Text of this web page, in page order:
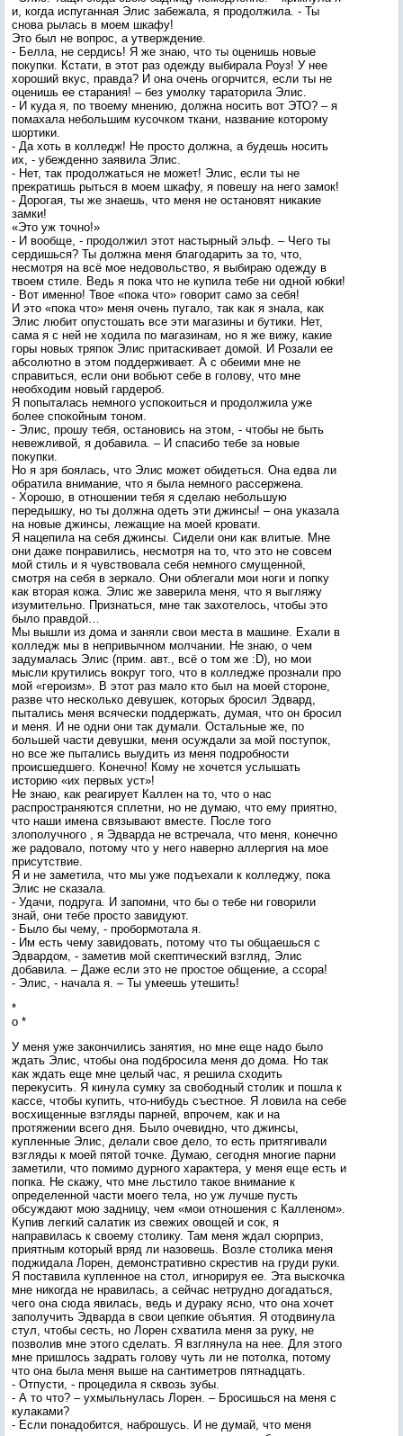
и, когда испуганная Элис забежала, я продолжила. - Ты
снова рылась в моем шкафу!
Это был не вопрос, а утверждение.
- Белла, не сердись! Я же знаю, что ты оценишь новые
покупки. Кстати, в этот раз одежду выбирала Роуз! У нее
хороший вкус, правда? И она очень огорчится, если ты не
оценишь ее старания! – без умолку тараторила Элис.
- И куда я, по твоему мнению, должна носить вот ЭТО? – я
помахала небольшим кусочком ткани, название которому
шортики.
- Да хоть в колледж! Не просто должна, а будешь носить
их, - убежденно заявила Элис.
- Нет, так продолжаться не может! Элис, если ты не
прекратишь рыться в моем шкафу, я повешу на него замок!
- Дорогая, ты же знаешь, что меня не остановят никакие
замки!
«Это уж точно!»
- И вообще, - продолжил этот настырный эльф. – Чего ты
сердишься? Ты должна меня благодарить за то, что,
несмотря на всё мое недовольство, я выбираю одежду в
твоем стиле. Ведь я пока что не купила тебе ни одной юбки!
- Вот именно! Твое «пока что» говорит само за себя!
И это «пока что» меня очень пугало, так как я знала, как
Элис любит опустошать все эти магазины и бутики. Нет,
сама я с ней не ходила по магазинам, но я же вижу, какие
горы новых тряпок Элис притаскивает домой. И Розали ее
абсолютно в этом поддерживает. А с обеими мне не
справиться, если они вобьют себе в голову, что мне
необходим новый гардероб.
Я попыталась немного успокоиться и продолжила уже
более спокойным тоном.
- Элис, прошу тебя, остановись на этом, - чтобы не быть
невежливой, я добавила. – И спасибо тебе за новые
покупки.
Но я зря боялась, что Элис может обидеться. Она едва ли
обратила внимание, что я была немного рассержена.
- Хорошо, в отношении тебя я сделаю небольшую
передышку, но ты должна одеть эти джинсы! – она указала
на новые джинсы, лежащие на моей кровати.
Я нацепила на себя джинсы. Сидели они как влитые. Мне
они даже понравились, несмотря на то, что это не совсем
мой стиль и я чувствовала себя немного смущенной,
смотря на себя в зеркало. Они облегали мои ноги и попку
как вторая кожа. Элис же заверила меня, что я выгляжу
изумительно. Признаться, мне так захотелось, чтобы это
было правдой…
Мы вышли из дома и заняли свои места в машине. Ехали в
колледж мы в непривычном молчании. Не знаю, о чем
задумалась Элис (прим. авт., всё о том же :D), но мои
мысли крутились вокруг того, что в колледже прознали про
мой «героизм». В этот раз мало кто был на моей стороне,
разве что несколько девушек, которых бросил Эдвард,
пытались меня всячески поддержать, думая, что он бросил
и меня. И не одни они так думали. Остальные же, по
большей части девушки, меня осуждали за мой поступок,
но все же пытались выудить из меня подробности
происшедшего. Конечно! Кому не хочется услышать
историю «их первых уст»!
Не знаю, как реагирует Каллен на то, что о нас
распространяются сплетни, но не думаю, что ему приятно,
что наши имена связывают вместе. После того
злополучного , я Эдварда не встречала, что меня, конечно
же радовало, потому что у него наверно аллергия на мое
присутствие.
Я и не заметила, что мы уже подъехали к колледжу, пока
Элис не сказала.
- Удачи, подруга. И запомни, что бы о тебе ни говорили
знай, они тебе просто завидуют.
- Было бы чему, - пробормотала я.
- Им есть чему завидовать, потому что ты общаешься с
Эдвардом, - заметив мой скептический взгляд, Элис
добавила. – Даже если это не простое общение, а ссора!
- Элис, - начала я. – Ты умеешь утешить!
*
o *
У меня уже закончились занятия, но мне еще надо было
ждать Элис, чтобы она подбросила меня до дома. Но так
как ждать еще мне целый час, я решила сходить
перекусить. Я кинула сумку за свободный столик и пошла к
кассе, чтобы купить, что-нибудь съестное. Я ловила на себе
восхищенные взгляды парней, впрочем, как и на
протяжении всего дня. Было очевидно, что джинсы,
купленные Элис, делали свое дело, то есть притягивали
взгляды к моей пятой точке. Думаю, сегодня многие парни
заметили, что помимо дурного характера, у меня еще есть и
попка. Не скажу, что мне льстило такое внимание к
определенной части моего тела, но уж лучше пусть
обсуждают мою задницу, чем «мои отношения с Калленом».
Купив легкий салатик из свежих овощей и сок, я
направилась к своему столику. Там меня ждал сюрприз,
приятным который вряд ли назовешь. Возле столика меня
поджидала Лорен, демонстративно скрестив на груди руки.
Я поставила купленное на стол, игнорируя ее. Эта выскочка
мне никогда не нравилась, а сейчас нетрудно догадаться,
чего она сюда явилась, ведь и дураку ясно, что она хочет
заполучить Эдварда в свои цепкие объятия. Я отодвинула
стул, чтобы сесть, но Лорен схватила меня за руку, не
позволив мне этого сделать. Я взглянула на нее. Для этого
мне пришлось задрать голову чуть ли не потолка, потому
что она была меня выше на сантиметров пятнадцать.
- Отпусти, - процедила я сквозь зубы.
- А то что? – ухмыльнулась Лорен. – Бросишься на меня с
кулаками?
- Если понадобится, наброшусь. И не думай, что меня